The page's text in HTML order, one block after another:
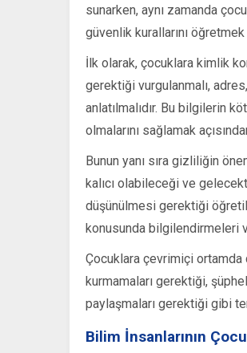
sunarken, aynı zamanda
güvenlik kurallarını
İlk olarak, çocuklara kimlik
gerektiği vurgulanmalı,
anlatılmalıdır. Bu bilgilerin
olmalarını sağlamak
Bunun yanı sıra gizliliğin
kalıcı olabileceği ve
düşünülmesi gerektiği
konusunda bilgilendirmeleri
Çocuklara çevrimiçi ortamda
kurmamaları gerektiği,
paylaşmaları gerektiği gibi
Bilim İnsanlarının